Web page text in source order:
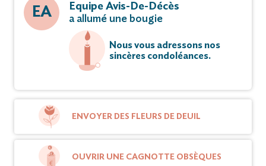
EA
Equipe Avis-De-Décès
a allumé une bougie
Nous vous adressons nos
sincères condoléances.
ENVOYER DES FLEURS DE DEUIL
OUVRIR UNE CAGNOTTE OBSÈQUES